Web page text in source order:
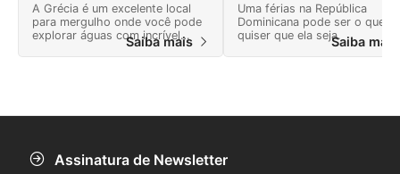
A Grécia é um excelente local
para mergulho onde você pode
explorar águas com incrível
visibilidade, ver toda uma
variedade de vida marinha e
Saiba mais
Uma férias na República
Dominicana pode ser o que
quiser que ela seja.Saiba
Assinatura de Newsletter